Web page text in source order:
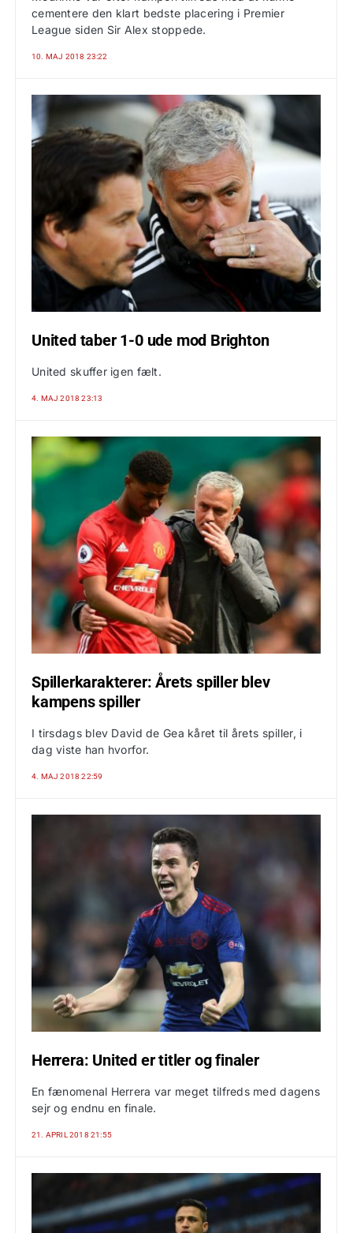
cementere den klart bedste placering i Premier
League siden Sir Alex stoppede.
10. MAJ 2018 23:22
United taber 1-0 ude mod Brighton
United skuffer igen fælt.
4. MAJ 2018 23:13
Spillerkarakterer: Årets spiller blev
kampens spiller
I tirsdags blev David de Gea kåret til årets spiller, i
dag viste han hvorfor.
4. MAJ 2018 22:59
Herrera: United er titler og finaler
En fænomenal Herrera var meget tilfreds med dagens
sejr og endnu en finale.
21. APRIL 2018 21:55